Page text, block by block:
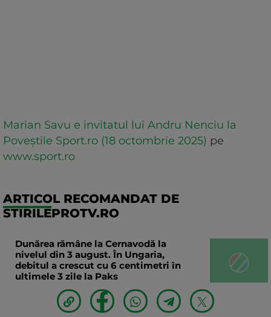
Marian Savu e invitatul lui Andru Nenciu la
Poveștile Sport.ro (18 octombrie 2025) pe
www.sport.ro
ARTICOL RECOMANDAT DE
STIRILEPROTV.RO
Dunărea rămâne la Cernavodă la
nivelul din 3 august. În Ungaria,
debitul a crescut cu 6 centimetri în
ultimele 3 zile la Paks